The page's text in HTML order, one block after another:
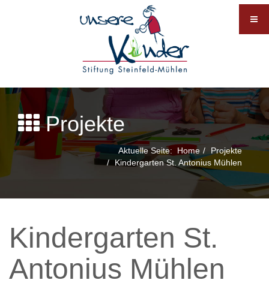
Projekte
Aktuelle Seite: Home
Projekte
Kindergarten St. Antonius Mühlen
Kindergarten St.
Antonius Mühlen